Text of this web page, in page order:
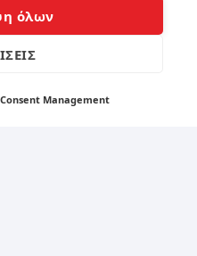
σα
σε
Λίγ
πτ
πρ
εχ
όλων
Management